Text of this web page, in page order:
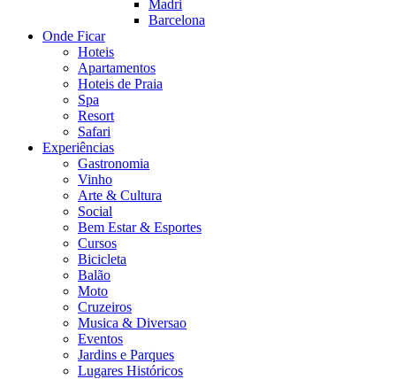
Madri
Barcelona
Onde Ficar
Hoteis
Apartamentos
Hoteis de Praia
Spa
Resort
Safari
Experiências
Gastronomia
Vinho
Arte & Cultura
Social
Bem Estar & Esportes
Cursos
Bicicleta
Balão
Moto
Cruzeiros
Musica & Diversao
Eventos
Jardins e Parques
Lugares Históricos